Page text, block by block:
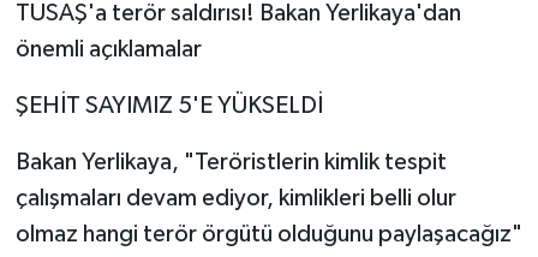
TUSAŞ'a terör saldırısı! Bakan Yerlikaya'dan
önemli açıklamalar
ŞEHİT SAYIMIZ 5'E YÜKSELDİ
Bakan Yerlikaya, "Teröristlerin kimlik tespit
çalışmaları devam ediyor, kimlikleri belli olur
olmaz hangi terör örgütü olduğunu paylaşacağız"